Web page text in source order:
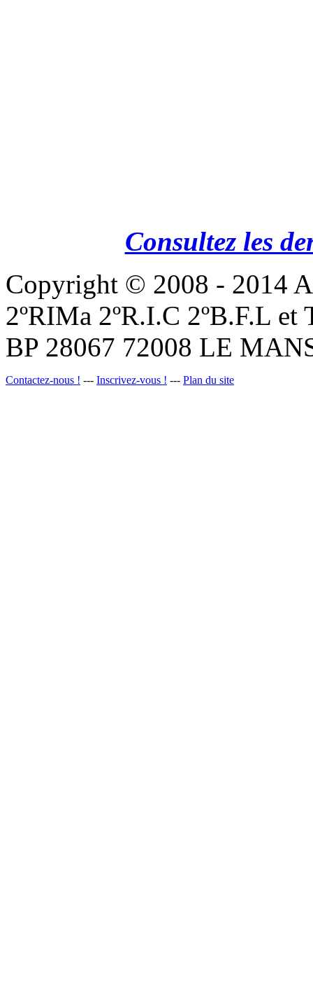
Consultez les
Copyright © 2008 - 2014
2ºRIMa 2ºR.I.C 2ºB.F.L
BP 28067 72008 LE
Contactez-nous ! --- Inscrivez-vous ! --- Plan du site